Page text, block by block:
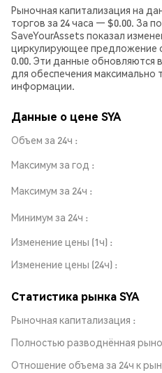
Рыночная капитализация на
торгов за 24 часа — $0.00. За
SaveYourAssets показал
циркулирующее предложение
0.00. Эти данные обновляются
для обеспечения максимально
информации.
Данные о цене SYA
Объем за 24ч
Максимум за год
Максимум за 24ч
Минимум за 24ч
Изменение цены (1ч)
Изменение цены (24ч)
Статистика рынка SYA
Рыночная капитализация
Полностью разводнённая
Отношение объема за 24ч к